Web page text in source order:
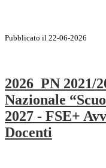
Pubblicato il 22-06-2026
2026_PN 2021/
Nazionale
2027 - FSE+
Docenti